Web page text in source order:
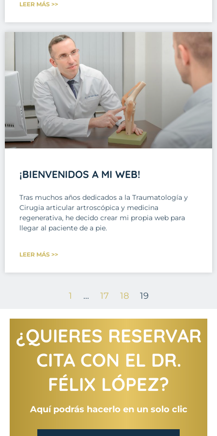
LEER MÁS >>
¡BIENVENIDOS A MI WEB!
Tras muchos años dedicados a la Traumatología y
Cirugia articular artroscópica y medicina
regenerativa, he decido crear mi propia web para
llegar al paciente de a pie.
LEER MÁS >>
1 … 17 18 19
¿QUIERES RESERVAR
CITA CON EL DR.
FÉLIX LÓPEZ?
Aquí podrás hacerlo en un solo clic